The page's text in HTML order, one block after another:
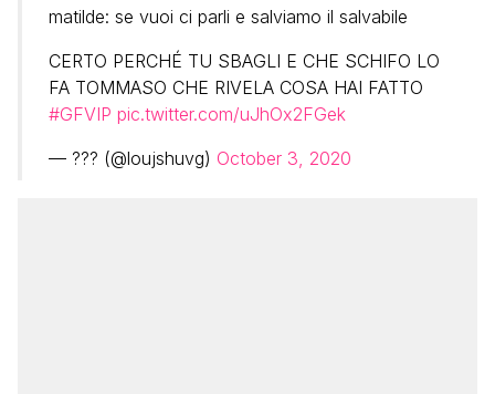
matilde: se vuoi ci parli e salviamo il salvabile
CERTO PERCHÉ TU SBAGLI E CHE SCHIFO LO
FA TOMMASO CHE RIVELA COSA HAI FATTO
#GFVIP pic.twitter.com/uJhOx2FGek
— ??? (@loujshuvg) October 3, 2020